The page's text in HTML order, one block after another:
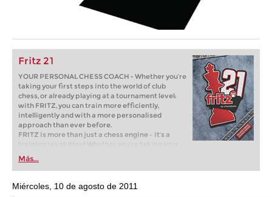
Fritz 21
YOUR PERSONAL CHESS COACH - Whether you’re
taking your first steps into the world of club
chess, or already playing at a tournament level:
with FRITZ, you can train more efficiently,
intelligently and with a more personalised
approach than ever before.
FRITZ is more than just a chess engine – it’s a
training revolution! Whether you’re taking your
first steps into the world of club chess, or already
playing at a tournament level: with FRITZ, you can
train more efficiently, intelligently and with a
more personalised approach than ever before.
Más...
Miércoles, 10 de agosto de 2011